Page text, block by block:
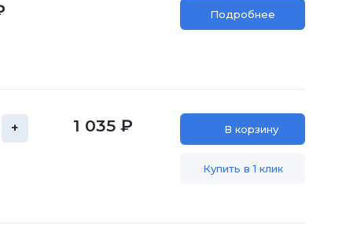
Подробнее
+ 1 035 ₽ В корзину
Купить в 1 клик